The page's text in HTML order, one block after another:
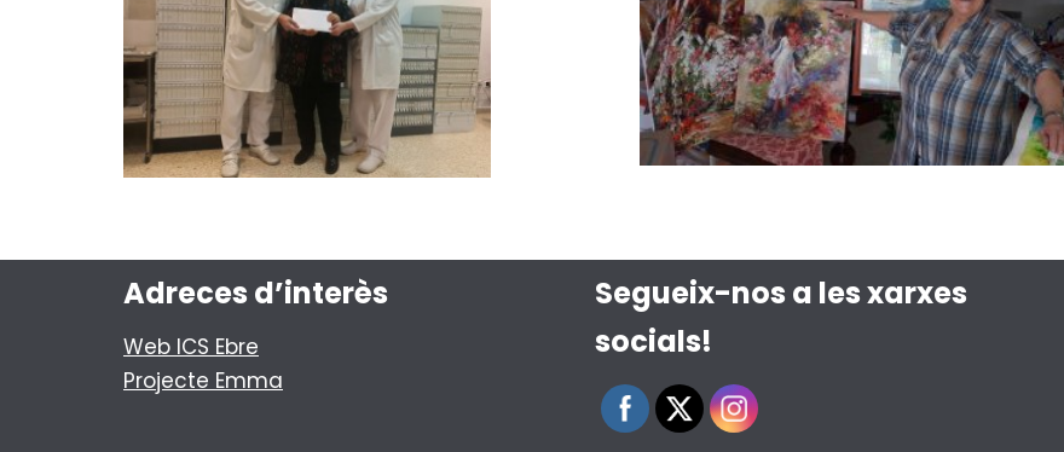
Adreces d’interès
Web ICS Ebre
Projecte Emma
Segueix-nos a les xarxes
socials!